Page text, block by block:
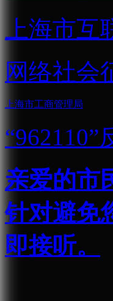
上海市互
网络社会
上海市工商管理局
“962110”
亲爱的市
针对避免
即接听。